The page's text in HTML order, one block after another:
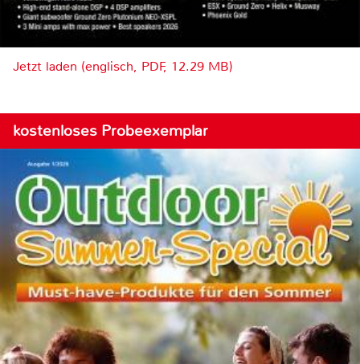
Jetzt laden (englisch, PDF, 12.29 MB)
kostenloses Probeexemplar